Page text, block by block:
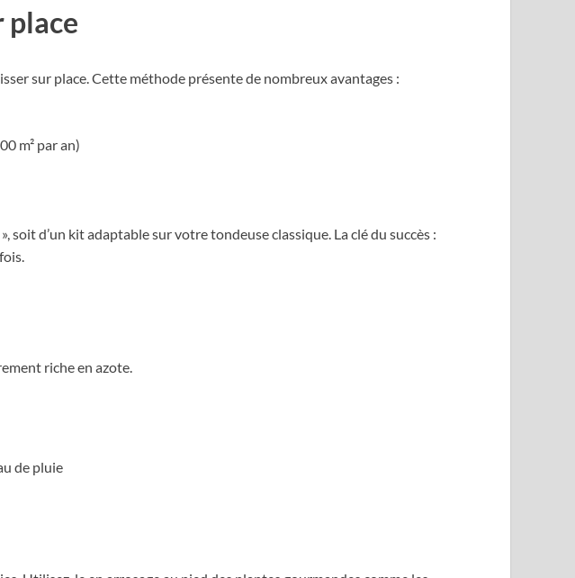
place
sur place. Cette méthode présente de nombreux avantages :
m² par an)
d’un kit adaptable sur votre tondeuse classique. La clé du succès :
riche en azote.
de pluie